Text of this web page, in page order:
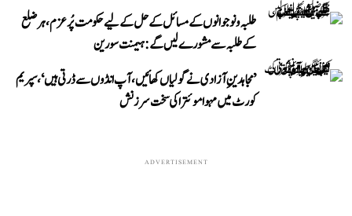
طلبہ و نوجوانوں کے مسائل کے حل کے لیے حکومت پُرعزم، ہر ضلع
کے طلبہ سے مشورے لیں گے: ہیمنت سورین
’مجاہدینِ آزادی نے گولیاں کھائیں، آپ انڈوں سے ڈرتی ہیں‘، سپریم
کورٹ میں مہوا موئترا کی سخت سرزنش
ADVERTISEMENT